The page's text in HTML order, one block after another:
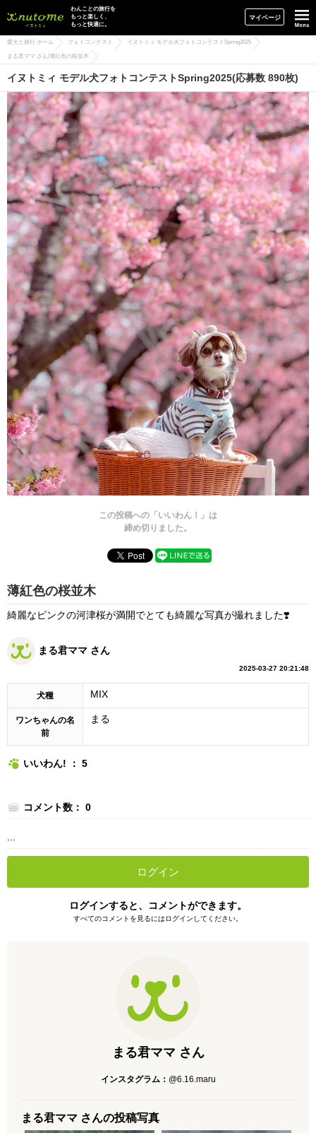
イヌトミィ
わんことの旅行を
もっと楽しく、
もっと快適に。
マイページ
愛犬と旅行 ホーム フォトコンテスト イヌトミィ モデル犬フォトコンテストSpring2025
まる君ママ さん/薄紅色の桜並木
イヌトミィ モデル犬フォトコンテストSpring2025(応募数 890枚)
この投稿への「いいわん！」は
締め切りました。
薄紅色の桜並木
綺麗なピンクの河津桜が満開でとても綺麗な写真が撮れました❣️
まる君ママ さん
2025-03-27 20:21:48
犬種 MIX
ワンちゃんの名
前
まる
いいわん! ： 5
コメント数： 0
ログイン
ログインすると、コメントができます。
すべてのコメントを見るにはログインしてください。
まる君ママ さん
インスタグラム： @6.16.maru
まる君ママ さんの投稿写真